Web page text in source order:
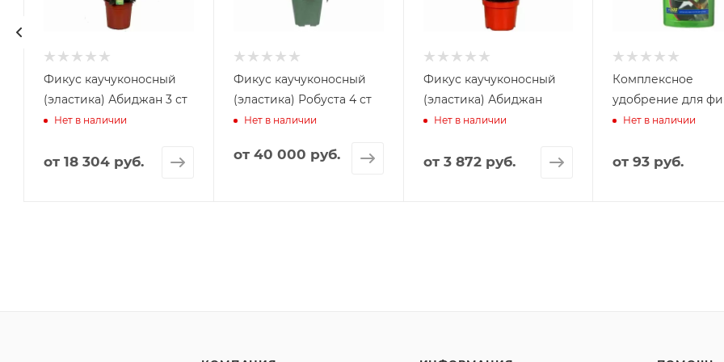
Фикус каучуконосный
(эластика) Абиджан 3 ст
Нет в наличии
от 18 304 руб.
Фикус каучуконосный
(эластика) Робуста 4 ст
Нет в наличии
от 40 000 руб.
Фикус каучуконосный
(эластика) Абиджан
Нет в наличии
от 3 872 руб.
Комплексное
удобрение для
Нет в наличии
от93 руб.